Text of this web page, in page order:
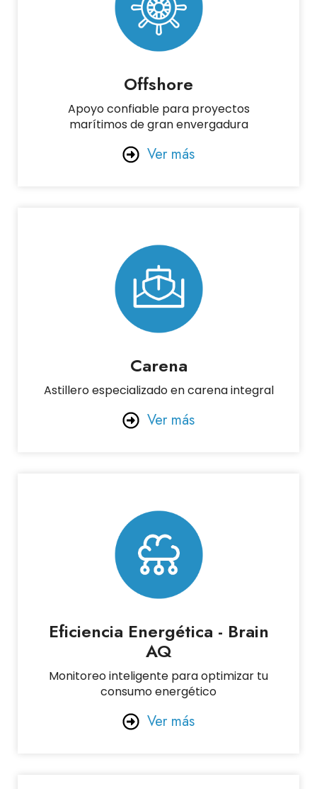
Offshore
Apoyo confiable para proyectos
marítimos de gran envergadura
Ver más
Carena
Astillero especializado en carena integral
Ver más
Eficiencia Energética - Brain
AQ
Monitoreo inteligente para optimizar tu
consumo energético
Ver más